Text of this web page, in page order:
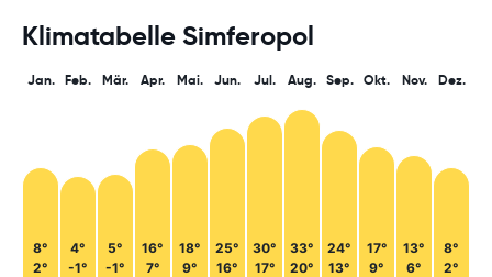
Klimatabelle Simferopol
Jan.
8°
2°
Feb.
4°
-1°
Mär.
5°
-1°
Apr.
16°
7°
Mai.
18°
9°
Jun.
25°
16°
Jul.
30°
17°
Aug.
33°
20°
Sep.
24°
13°
Okt.
17°
9°
Nov.
13°
6°
Dez.
8°
2°